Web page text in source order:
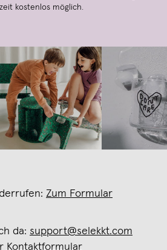
kostenlos möglich.
Zum Formular
da: support@selekkt.com
Kontaktformular